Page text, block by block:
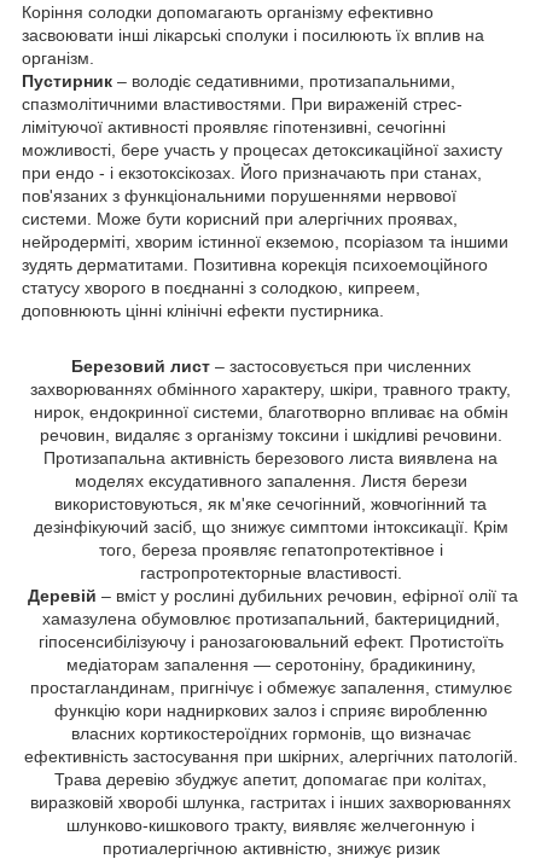
Коріння солодки допомагають організму ефективно
засвоювати інші лікарські сполуки і посилюють їх вплив на
організм.
Пустирник – володіє седативними, протизапальними,
спазмолітичними властивостями. При вираженій стрес-
лімітуючої активності проявляє гіпотензивні, сечогінні
можливості, бере участь у процесах детоксикаційної захисту
при ендо - і екзотоксікозах. Його призначають при станах,
пов'язаних з функціональними порушеннями нервової
системи. Може бути корисний при алергічних проявах,
нейродерміті, хворим істинної екземою, псоріазом та іншими
зудять дерматитами. Позитивна корекція психоемоційного
статусу хворого в поєднанні з солодкою, кипреем,
доповнюють цінні клінічні ефекти пустирника.
Березовий лист– застосовується при численних
захворюваннях обмінного характеру, шкіри, травного тракту,
нирок, ендокринної системи, благотворно впливає на обмін
речовин, видаляє з організму токсини і шкідливі речовини.
Протизапальна активність березового листа виявлена на
моделях ексудативного запалення. Листя берези
використовуються, як м'яке сечогінний, жовчогінний та
дезінфікуючий засіб, що знижує симптоми інтоксикації. Крім
того, береза проявляє гепатопротектівное і
гастропротекторные властивості.
Деревій – вміст у рослині дубильних речовин, ефірної олії та
хамазулена обумовлює протизапальний, бактерицидний,
гіпосенсибілізуючу і ранозагоювальний ефект. Протистоїть
медіаторам запалення — серотоніну, брадикинину,
простагландинам, пригнічує і обмежує запалення, стимулює
функцію кори надниркових залоз і сприяє виробленню
власних кортикостероїдних гормонів, що визначає
ефективність застосування при шкірних, алергічних патологій.
Трава деревію збуджує апетит, допомагає при колітах,
виразковій хворобі шлунка, гастритах і інших захворюваннях
шлунково-кишкового тракту, виявляє желчегонную і
протиалергічною активністю, знижує ризик